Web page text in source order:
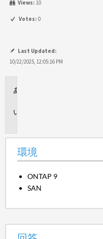
Views: 10
Votes: 0
Last Updated:
10/22/2025, 12:05:16 PM
環境
ONTAP 9
SAN